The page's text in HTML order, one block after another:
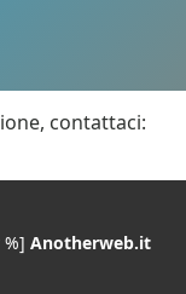
contattaci:
Anotherweb.it